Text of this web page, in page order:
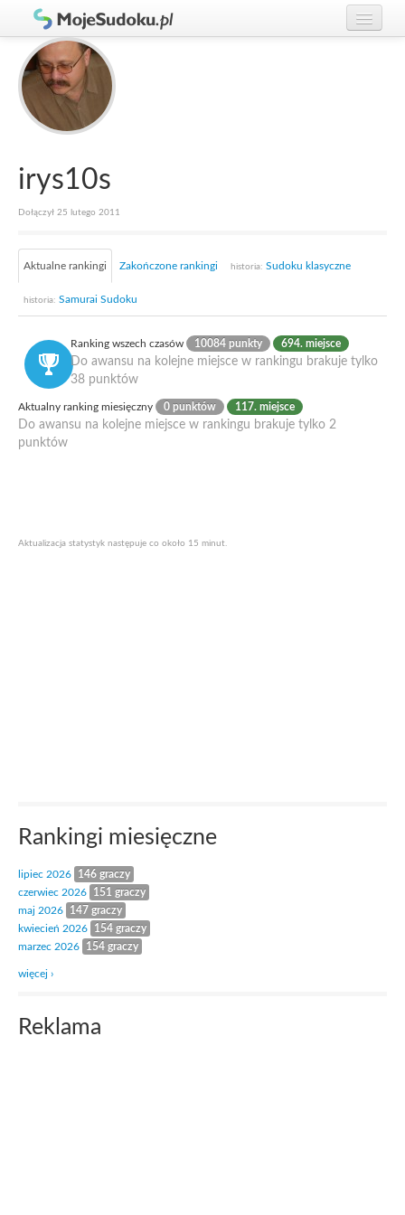
Graj w Sudoku!
Zasady Sudoku
Rankingi
irys10s
Dołączył 25 lutego 2011
Aktualne rankingi Zakończone rankingi historia: Sudoku klasyczne
historia: Samurai Sudoku
Ranking wszech czasów 10084 punkty 694. miejsce
Do awansu na kolejne miejsce w rankingu brakuje tylko
38 punktów
Aktualny ranking miesięczny 0 punktów 117. miejsce
Do awansu na kolejne miejsce w rankingu brakuje tylko 2
punktów
Aktualizacja statystyk następuje co około 15 minut.
Rankingi miesięczne
lipiec 2026
146 graczy
czerwiec 2026
151 graczy
maj 2026
147 graczy
kwiecień 2026
154 graczy
marzec 2026
154 graczy
więcej ›
Reklama